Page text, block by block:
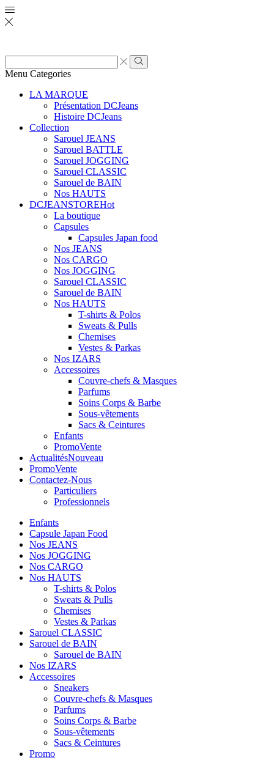
Zone
de
Rechercher
Menu Categories
LA MARQUE
Présentation DCJeans
Histoire DCJeans
Collection
Sarouel JEANS
Sarouel BATTLE
Sarouel JOGGING
Sarouel CLASSIC
Sarouel de BAIN
Nos HAUTS
DCJEANSTOREHot
La boutique
Capsules
Capsules Japan food
Nos JEANS
Nos CARGO
Nos JOGGING
Sarouel CLASSIC
Sarouel de BAIN
Nos HAUTS
T-shirts & Polos
Sweats & Pulls
Chemises
Vestes & Parkas
Nos IZARS
Accessoires
Couvre-chefs & Masques
Parfums
Soins Corps & Barbe
Sous-vêtements
Sacs & Ceintures
Enfants
PromoVente
ActualitésNouveau
PromoVente
Contactez-Nous
Particuliers
Professionnels
Enfants
Capsule Japan Food
Nos JEANS
Nos JOGGING
Nos CARGO
Nos HAUTS
T-shirts & Polos
Sweats & Pulls
Chemises
Vestes & Parkas
Sarouel CLASSIC
Sarouel de BAIN
Sarouel de BAIN
Nos IZARS
Accessoires
Sneakers
Couvre-chefs & Masques
Parfums
Soins Corps & Barbe
Sous-vêtements
Sacs & Ceintures
Promo